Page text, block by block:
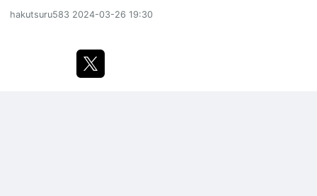
hakutsuru583 2024-03-26 19:30